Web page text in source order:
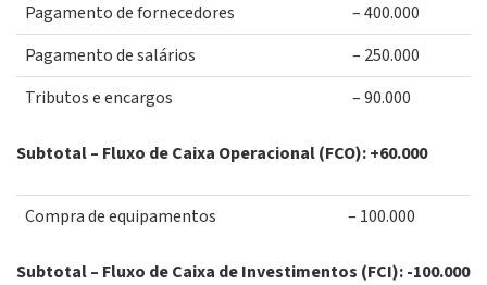
Pagamento de fornecedores
– 400.000
Pagamento de salários
– 250.000
Tributos e encargos
– 90.000
Subtotal – Fluxo de Caixa Operacional (FCO): +60.000
Compra de equipamentos – 100.000
Subtotal – Fluxo de Caixa de Investimentos (FCI): -100.000